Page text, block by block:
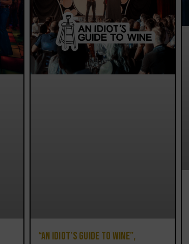
“An Idiot’s Guide to Wine”,